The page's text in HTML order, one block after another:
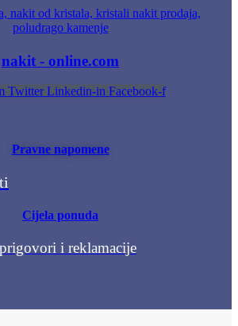
nakit - online.com
Twitter Linkedin-in Facebook-f
Pravne napomene
Cijela ponuda
i reklamacije